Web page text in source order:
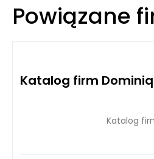
Powiązane
Katalog firm
Katalog